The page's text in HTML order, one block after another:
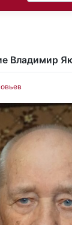
Владимир